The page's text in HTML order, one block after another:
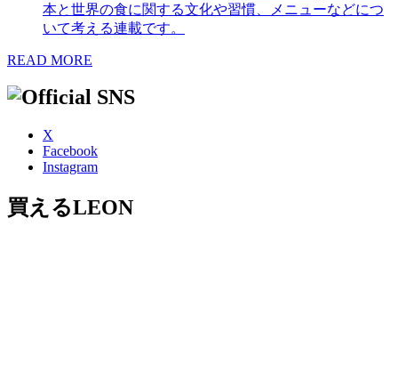
本と世界の食に関する文化や習慣、メニューなどにつ
いて考える連載です。
READ MORE
X
Facebook
Instagram
買えるLEON